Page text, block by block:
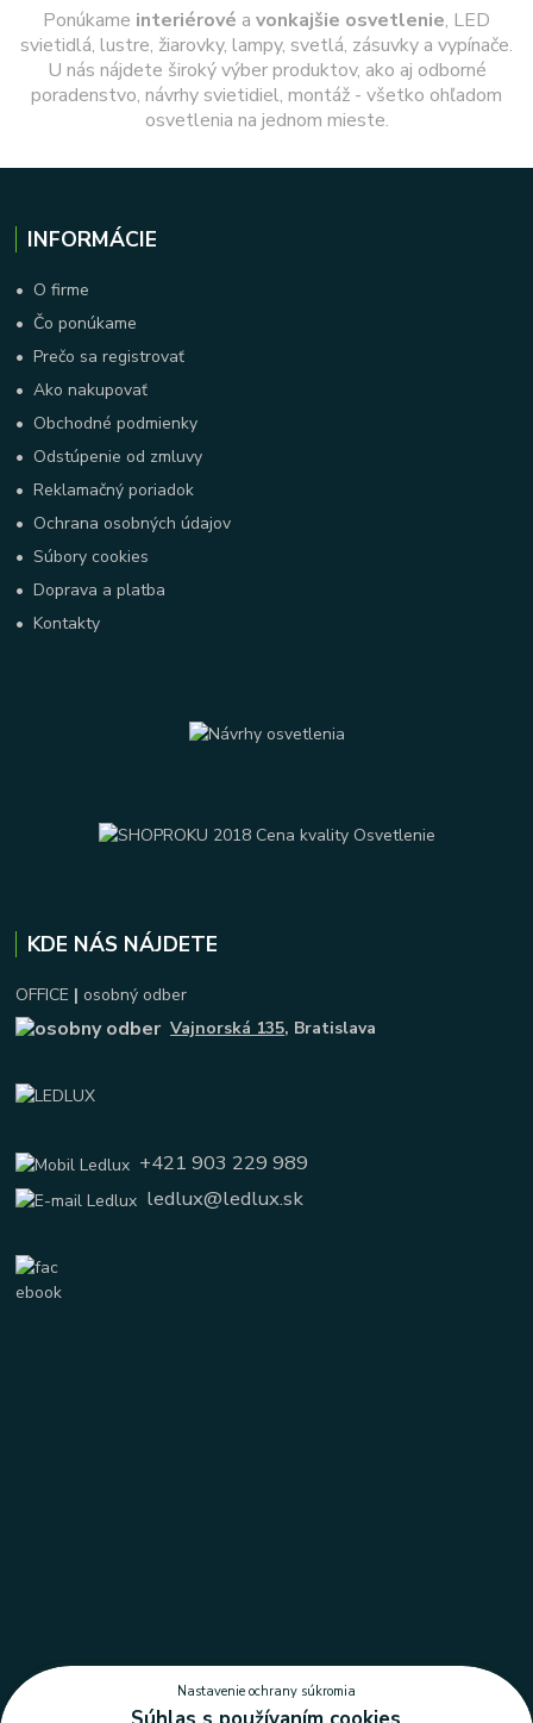
Ponúkame interiérové a vonkajšie osvetlenie, LED
svietidlá, lustre, žiarovky, lampy, svetlá, zásuvky a vypínače.
U nás nájdete široký výber produktov, ako aj odborné
poradenstvo, návrhy svietidiel, montáž - všetko ohľadom
osvetlenia na jednom mieste.
INFORMÁCIE
• O firme
• Čo ponúkame
•Prečo sa registrovať
•Ako nakupovať
• Obchodné podmienky
• Odstúpenie od zmluvy
•Reklamačný poriadok
• Ochrana osobných údajov
•Súbory cookies
•Doprava a platba
•Kontakty
KDE NÁS NÁJDETE
OFFICE | osobný odber
Vajnorská 135, Bratislava
+421 903 229 989
ledlux@ledlux.sk
Nastavenie ochrany súkromia